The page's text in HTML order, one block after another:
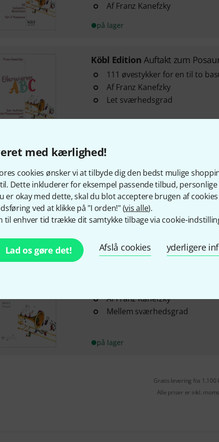
med kærlighed!
cookies ønsker vi at tilbyde dig den bedst mulige
Dette inkluderer for eksempel passende tilbud,
er okay med dette, skal du blot acceptere brugen af
ved at klikke på "I orden!" (vis alle).
til enhver tid trække dit samtykke tilbage via cookie-
Lad os gøre det! Afslå cookies yderligere
Af Franz Kanefzky
på lager
Köbl Edition Auftakt zum
111 øvestykker for en til to
Af Franz Kanefzky
Let sværhedsgrad
26 melodiske udfordringer
Af Franz Kanefzky
Mellem til avanceret
Af Franz Kanefzky
Mellem sværhedsgrad
på lager
Gratis levering fra 1.100
Alle priser er inkl.